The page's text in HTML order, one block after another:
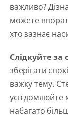
важливо?
можете
хто зазнає
Слідкуйте за
зберігати
важку тему.
усвідомлюйте
набагато